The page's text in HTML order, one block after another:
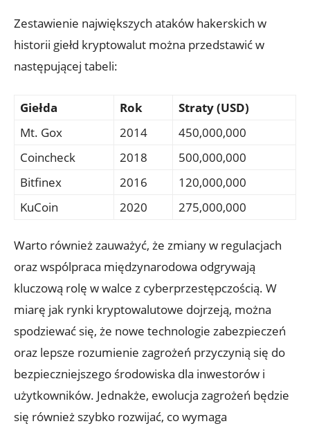
Zestawienie​ największych ataków hakerskich w
historii giełd kryptowalut można przedstawić w
następującej ⁤tabeli:
Giełda Rok
Straty (USD)
Mt. Gox
2014
450,000,000
Coincheck
2018
500,000,000
Bitfinex
2016
120,000,000
KuCoin
2020 275,000,000
Warto⁢ również zauważyć, że zmiany⁣ w‌ regulacjach
⁢oraz wspólpraca międzynarodowa odgrywają​
kluczową rolę w walce z‌ cyberprzestępczością. W
miarę jak rynki ‍kryptowalutowe dojrzeją, ⁢można
spodziewać ⁢się, że nowe technologie zabezpieczeń
oraz lepsze rozumienie zagrożeń ‍przyczynią się do
bezpieczniejszego⁣ środowiska dla inwestorów i
użytkowników.⁣ Jednakże, ewolucja zagrożeń będzie
się również szybko⁤ rozwijać, co⁢ wymaga